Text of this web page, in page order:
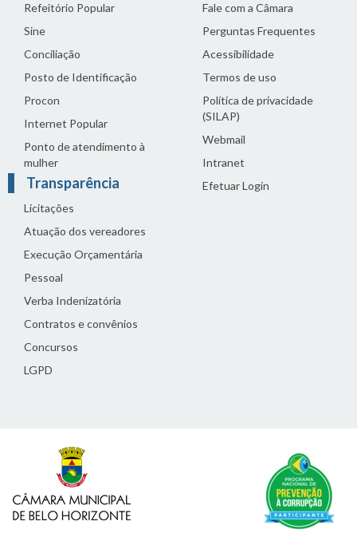
Refeitório Popular
Sine
Conciliação
Posto de Identificação
Procon
Internet Popular
Ponto de atendimento à
mulher
Transparência
Licitações
Atuação dos vereadores
Execução Orçamentária
Pessoal
Verba Indenizatória
Contratos e convênios
Concursos
LGPD
Fale com a Câmara
Perguntas Frequentes
Acessibilidade
Termos de uso
Política de privacidade
(SILAP)
Webmail
Intranet
Efetuar Login